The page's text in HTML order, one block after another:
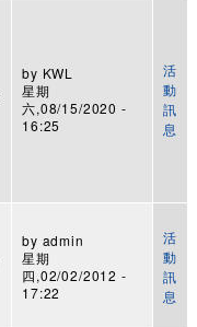
by KWL
星期
六,08/15/2020 -
16:25
活
動
訊
息
by admin
星期
四,02/02/2012 -
17:22
活
動
訊
息